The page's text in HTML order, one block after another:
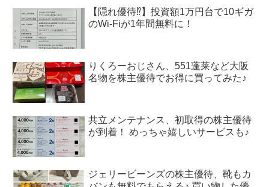
【隠れ優待⁉︎】投資額1万円台で10ギガ
のWi-Fiが1年間無料に！
りくろーおじさん、551蓬莱など大阪
名物を株主優待でお得に買ってみた♪
共立メンテナンス、初取得の株主優待
が到着！ めっちゃ嬉しいサービスも♪
ジェリービーンズの株主優待、靴もカ